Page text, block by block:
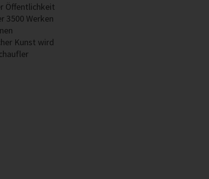
Öffentlichkeit
3500 Werken
Kunst wird